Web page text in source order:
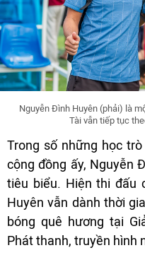
Nguyễn Đình Huyên (phải) là
Tài vẫn tiếp tục
Trong số những học
cộng đồng ấy, Nguyễn
tiêu biểu. Hiện thi đấu
Huyên vẫn dành thời
bóng quê hương tại
Phát thanh, truyền hình